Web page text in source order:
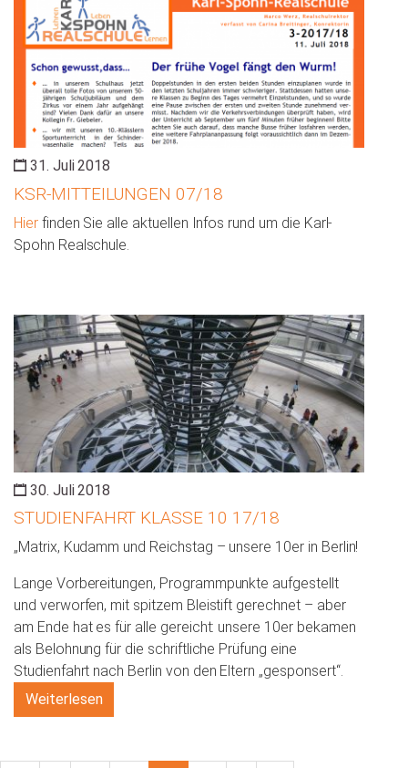
31. Juli 2018
KSR-MITTEILUNGEN 07/18
Hierfinden Sie alle aktuellen Infos rund um die Karl-
Spohn Realschule.
30. Juli 2018
STUDIENFAHRT KLASSE 10 17/18
„Matrix, Kudamm und Reichstag – unsere 10er in Berlin!
Lange Vorbereitungen, Programmpunkte aufgestellt
und verworfen, mit spitzem Bleistift gerechnet – aber
am Ende hat es für alle gereicht: unsere 10er bekamen
als Belohnung für die schriftliche Prüfung eine
Studienfahrt nach Berlin von den Eltern „gesponsert“.
Weiterlesen